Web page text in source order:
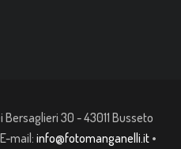
Bersaglieri 30 - 43011 Busseto
mail:info@fotomanganelli.it •